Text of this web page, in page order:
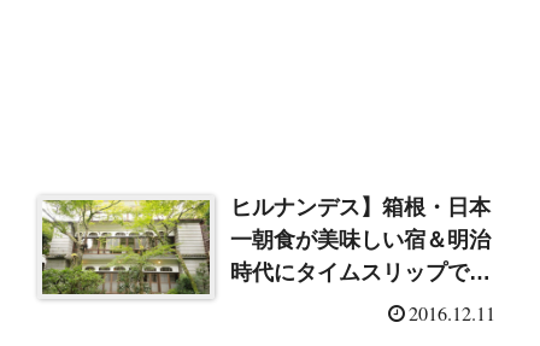
ヒルナンデス】箱根・日本
一朝食が美味しい宿＆明治
時代にタイムスリップでき
る宿（2016/12/12）2016.12.11